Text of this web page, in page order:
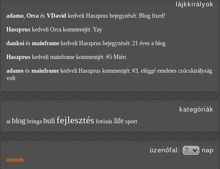
lájkkirályok
adamo, Orca és VDavid kedveli Haszprus bejegyzését: Blog fixed!
Haszprus kedveli Orca kommentjét: Yay
dankoi és mainframe kedveli Haszprus bejegyzését: 21 éves a blog
Haszprus kedveli mainframe kommentjét: #5 Miért
adamo és mainframe kedveli Haszprus kommentjét: #3, eléggé emeletes csúcskirályság
volt
kategóriák
ai blog bringa buli fejlesztés fotózás life sport
üzenőfal : nap
üzenek